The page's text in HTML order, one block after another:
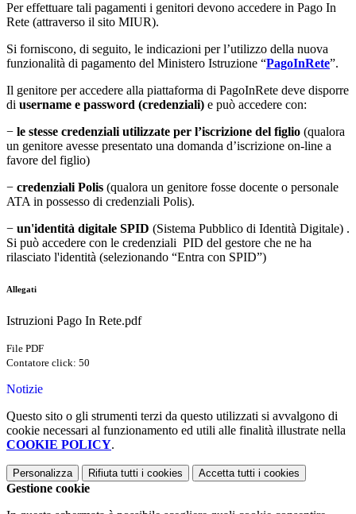
Per effettuare tali pagamenti i genitori devono accedere in Pago In
Rete (attraverso il sito MIUR).
Si forniscono, di seguito, le indicazioni per l’utilizzo della nuova
funzionalità di pagamento del Ministero Istruzione “PagoInRete”.
Il genitore per accedere alla piattaforma di PagoInRete deve disporre
di username e password (credenziali) e può accedere con:
− le stesse credenziali utilizzate per l’iscrizione del figlio (qualora
un genitore avesse presentato una domanda d’iscrizione on-line a
favore del figlio)
− credenziali Polis (qualora un genitore fosse docente o personale
ATA in possesso di credenziali Polis).
− un'identità digitale SPID (Sistema Pubblico di Identità Digitale) .
Si può accedere con le credenziali PID del gestore che ne ha
rilasciato l'identità (selezionando “Entra con SPID”)
Allegati
Istruzioni Pago In Rete.pdf
File PDF
Contatore click: 50
Notizie
Questo sito o gli strumenti terzi da questo utilizzati si avvalgono di
cookie necessari al funzionamento ed utili alle finalità illustrate nella
COOKIE POLICY.
Personalizza Rifiuta tutti i cookies Accetta tutti i cookies
Gestione cookie